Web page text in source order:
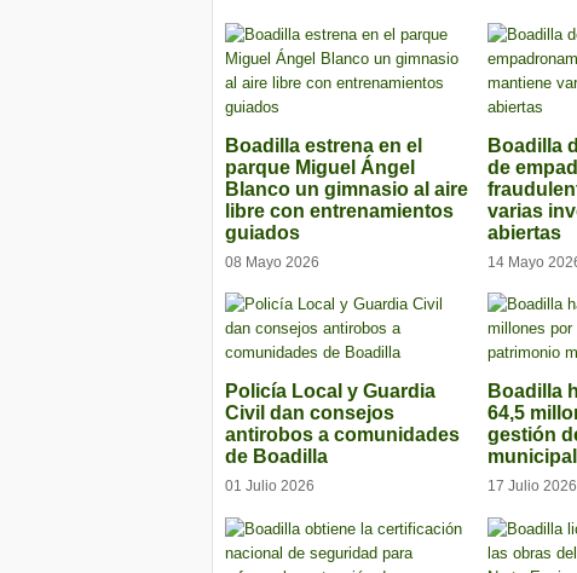
Boadilla estrena en el
parque Miguel Ángel
Blanco un gimnasio al aire
libre con entrenamientos
guiados
08 Mayo 2026
Boadilla
de
varias
abiertas
14 Mayo
Policía Local y Guardia
Civil dan consejos
antirobos a comunidades
de Boadilla
01 Julio 2026
Boadilla
64,5
gestión
municipal
17 Julio 2026